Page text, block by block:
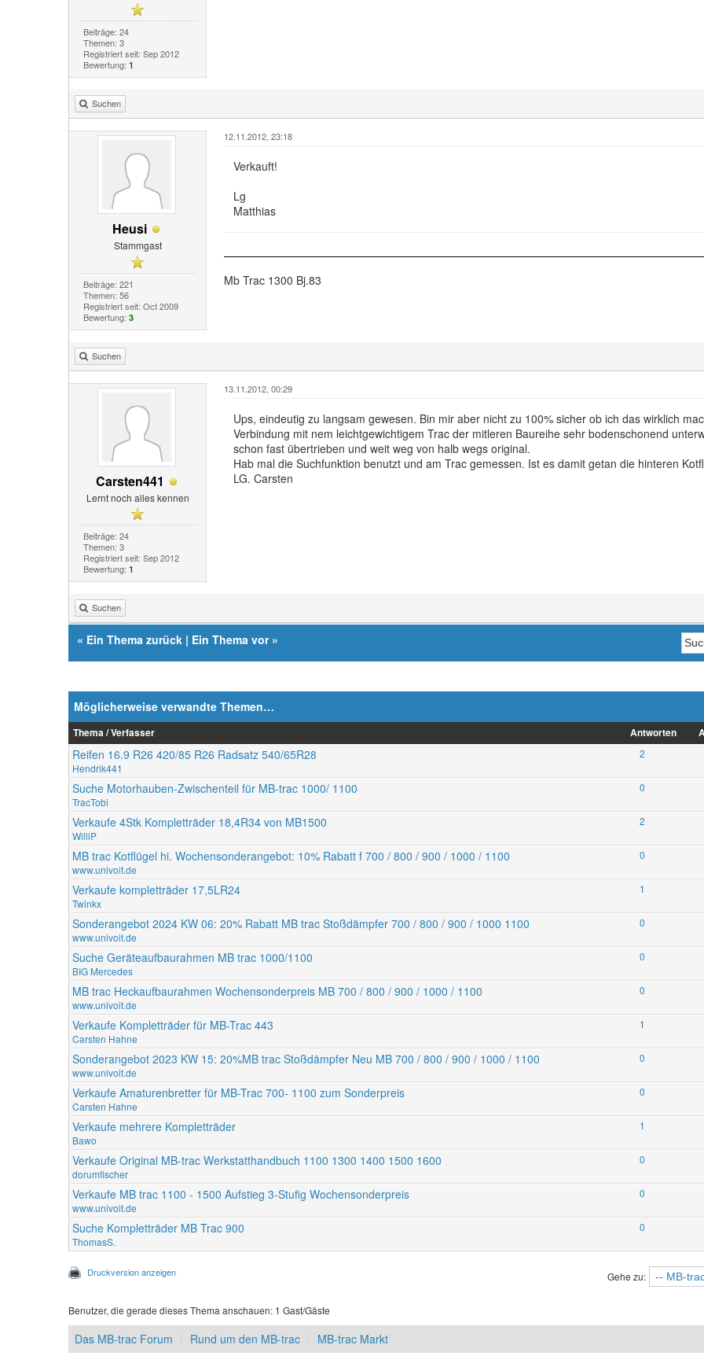
Beiträge: 24
Themen: 3
Registriert seit: Sep 2012
Bewertung: 1
Suchen
Heusi
Stammgast
Beiträge: 221
Themen: 56
Registriert seit: Oct 2009
Bewertung: 3
12.11.2012, 23:18
Verkauft!
Lg
Matthias
Mb Trac 1300 Bj.83
Suchen
Carsten441
Lernt noch alles kennen
Beiträge: 24
Themen: 3
Registriert seit: Sep 2012
Bewertung: 1
13.11.2012, 00:29
Ups, eindeutig zu langsam gewesen. Bin mir aber nicht zu 100% sicher ob ich das wirklich
Verbindung mit nem leichtgewichtigem Trac der mitleren Baureihe sehr bodenschonend
schon fast übertrieben und weit weg von halb wegs original.
Hab mal die Suchfunktion benutzt und am Trac gemessen. Ist es damit getan die hinteren
LG. Carsten
Suchen
« Ein Thema zurück | Ein Thema vor»
Möglicherweise verwandte Themen…
Thema / Verfasser Antworten
Reifen 16.9 R26 420/85 R26 Radsatz 540/65R28
Hendrik441
2
Suche Motorhauben-Zwischenteil für MB-trac 1000/ 1100
TracTobi
0
Verkaufe 4Stk Kompletträder 18,4R34 von MB1500
WilliP
2
MB trac Kotflügel hi. Wochensonderangebot: 10% Rabatt f 700 / 800 / 900 / 1000 / 1100
www.univoit.de
0
Verkaufe kompletträder 17,5LR24
Twinkx
1
Sonderangebot 2024 KW 06: 20% Rabatt MB trac Stoßdämpfer 700 / 800 / 900 / 1000 1100
www.univoit.de
0
Suche Geräteaufbaurahmen MB trac 1000/1100
BIG Mercedes
0
MB trac Heckaufbaurahmen Wochensonderpreis MB 700 / 800 / 900 / 1000 / 1100
www.univoit.de
0
Verkaufe Kompletträder für MB-Trac 443
Carsten Hahne
1
Sonderangebot 2023 KW 15: 20%MB trac Stoßdämpfer Neu MB 700 / 800 / 900 / 1000 / 1100
www.univoit.de
0
Verkaufe Amaturenbretter für MB-Trac 700- 1100 zum Sonderpreis
Carsten Hahne
0
Verkaufe mehrere Kompletträder
Bawo
1
Verkaufe Original MB-trac Werkstatthandbuch 1100 1300 1400 1500 1600
dorumfischer
0
Verkaufe MB trac 1100 - 1500 Aufstieg 3-Stufig Wochensonderpreis
www.univoit.de
0
Suche Kompletträder MB Trac 900
ThomasS.
0
Druckversion anzeigen Gehe zu:
Benutzer, die gerade dieses Thema anschauen: 1 Gast/Gäste
Das MB-trac Forum Rund um den MB-trac MB-trac Markt